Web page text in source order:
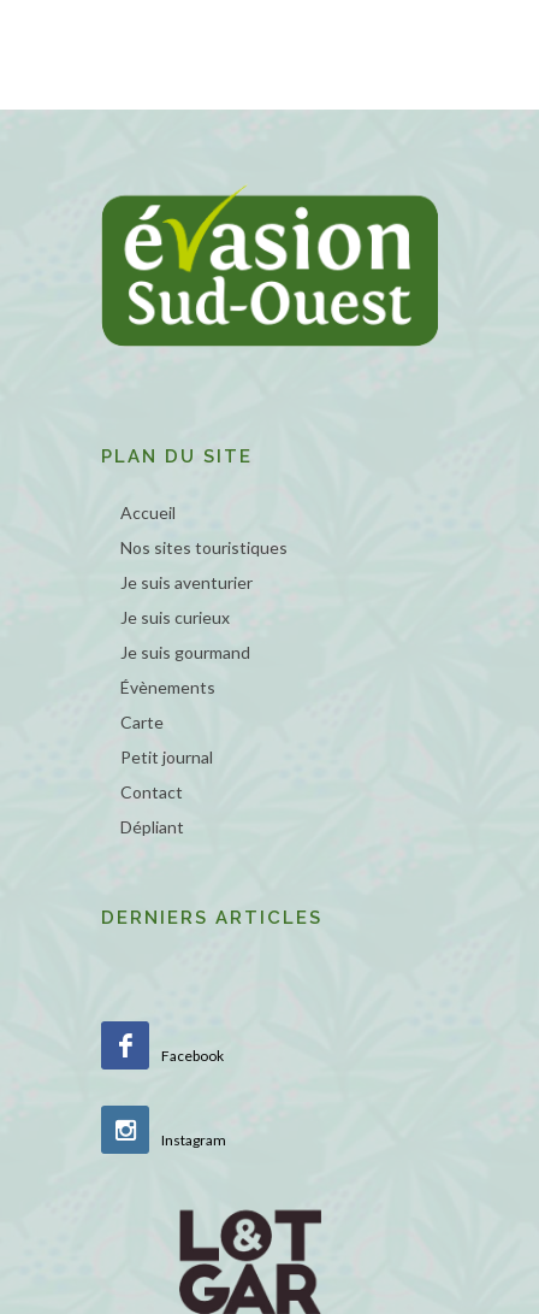
PLAN DU SITE
Accueil
Nos sites touristiques
Je suis aventurier
Je suis curieux
Je suis gourmand
Évènements
Carte
Petit journal
Contact
Dépliant
DERNIERS ARTICLES
Facebook
Instagram